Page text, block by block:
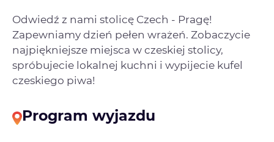
Odwiedź z nami stolicę Czech - Pragę!
Zapewniamy dzień pełen wrażeń. Zobaczycie
najpiękniejsze miejsca w czeskiej stolicy,
spróbujecie lokalnej kuchni i wypijecie kufel
czeskiego piwa!
Program wyjazdu